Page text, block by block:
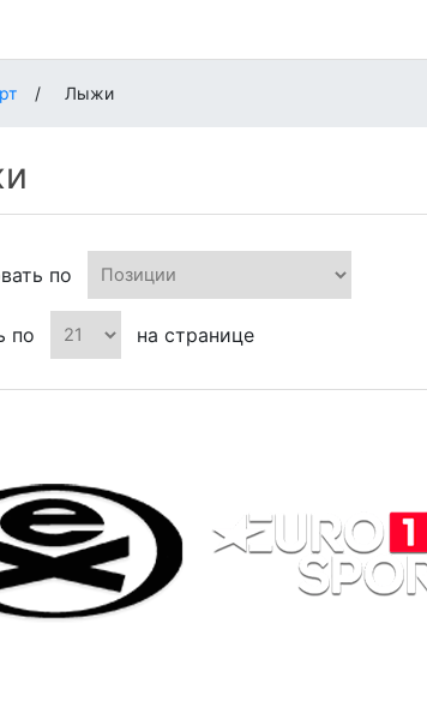
/ Лыжи
по
по на странице